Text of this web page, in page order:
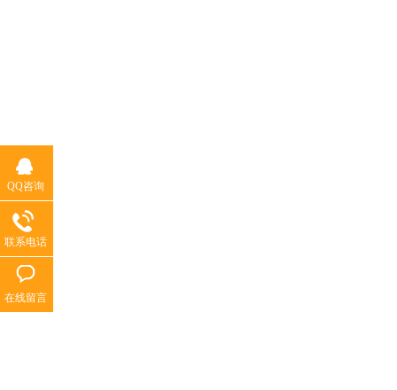
QQ咨询
联系电话
在线留言